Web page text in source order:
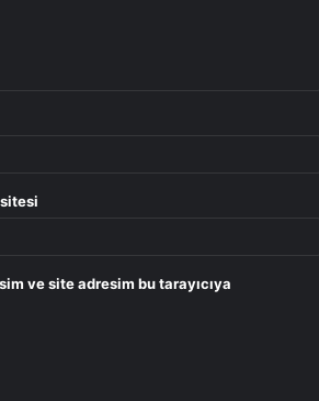
ve site adresim bu tarayıcıya